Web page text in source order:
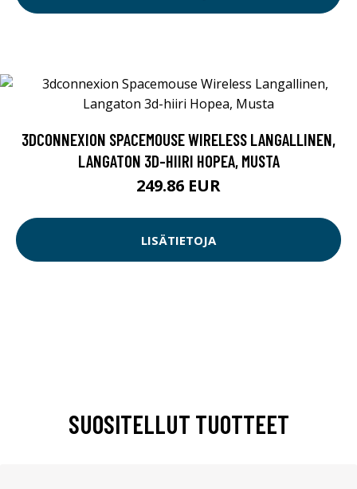
3DCONNEXION SPACEMOUSE WIRELESS LANGALLINEN,
LANGATON 3D-HIIRI HOPEA, MUSTA
249.86 EUR
LISÄTIETOJA
SUOSITELLUT TUOTTEET